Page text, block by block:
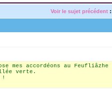
Voir le sujet précédent
mes accordéons au Feufliâzhe
verte.
!